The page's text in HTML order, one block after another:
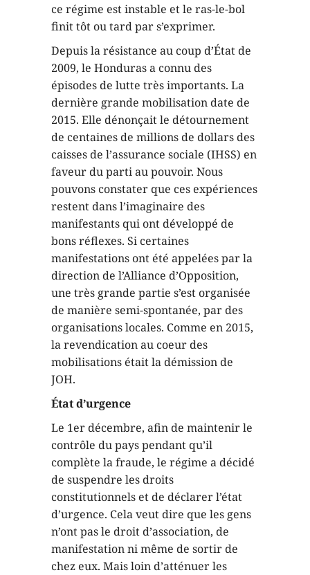
ce régime est instable et le ras-le-bol
finit tôt ou tard par s’exprimer.
Depuis la résistance au coup d’État de
2009, le Honduras a connu des
épisodes de lutte très importants. La
dernière grande mobilisation date de
2015. Elle dénonçait le détournement
de centaines de millions de dollars des
caisses de l’assurance sociale (IHSS) en
faveur du parti au pouvoir. Nous
pouvons constater que ces expériences
restent dans l’imaginaire des
manifestants qui ont développé de
bons réflexes. Si certaines
manifestations ont été appelées par la
direction de l’Alliance d’Opposition,
une très grande partie s’est organisée
de manière semi-spontanée, par des
organisations locales. Comme en 2015,
la revendication au coeur des
mobilisations était la démission de
JOH.
État d’urgence
Le 1er décembre, afin de maintenir le
contrôle du pays pendant qu’il
complète la fraude, le régime a décidé
de suspendre les droits
constitutionnels et de déclarer l’état
d’urgence. Cela veut dire que les gens
n’ont pas le droit d’association, de
manifestation ni même de sortir de
chez eux. Mais loin d’atténuer les